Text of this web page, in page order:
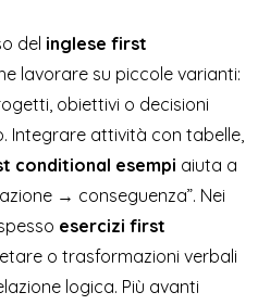
del inglese first
lavorare su piccole varianti:
obiettivi o decisioni
Integrare attività con tabelle,
conditional esempi aiuta a
→ conseguenza”. Nei
esercizi first
o trasformazioni verbali
logica. Più avanti